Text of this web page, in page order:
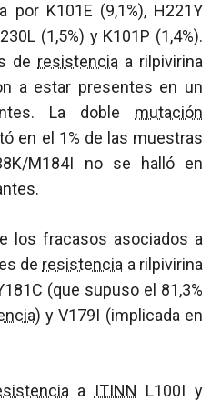
por K101E (9,1%), H221Y
(1,5%) y K101P (1,4%).
de resistencia a rilpivirina
a estar presentes en un
La doble mutación
en el 1% de las muestras
M184I no se halló en
los fracasos asociados a
de resistencia a rilpivirina
(que supuso el 81,3%
) y V179I (implicada en
a ITINN L100I y